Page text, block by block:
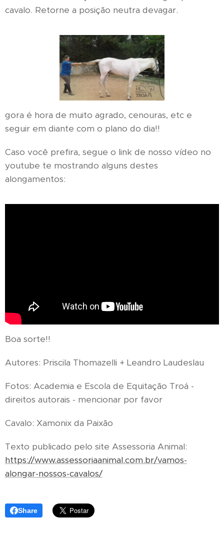
cavalo. Retorne a posição neutra devagar.
gora é hora de muito agrado, cenouras, etc e
seguir em diante com o plano do dia!!
Caso você prefira, segue o link de nosso vídeo no
youtube te mostrando alguns destes
alongamentos:
Boa sorte!!
Autores: Priscila Thomazelli + Leandro Laudeslau
Fotos: Academia e Escola de Equitação Troá -
direitos autorais - mencionar por favor
Cavalo: Xamonix da Paixão
Texto publicado pelo site Assessoria Animal:
https://www.assessoriaanimal.com.br/vamos-
alongar-nossos-cavalos/
Share